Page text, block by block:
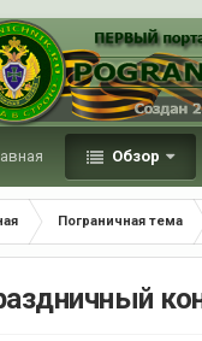
Обзор
Пограничная тема